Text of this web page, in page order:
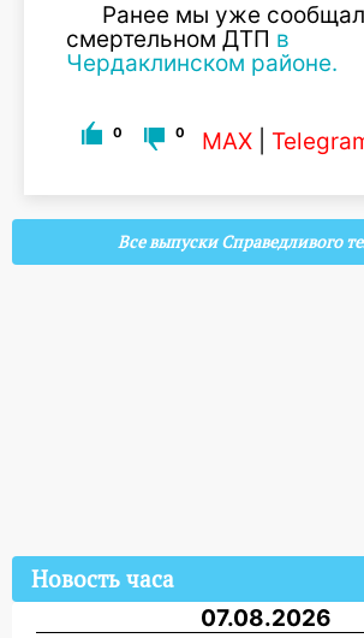
Ранее мы уже
смертельном ДТП в
Чердаклинском районе.
0 0 MAX
Все выпуски Справедливого
Новость часа
07.08.2026